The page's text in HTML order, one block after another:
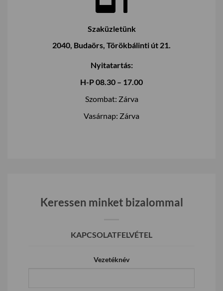
Szaküzletünk
2040, Budaörs, Törökbálinti út 21.
Nyitatartás:
H-P 08.30 – 17.00
Szombat: Zárva
Vasárnap: Zárva
Keressen minket bizalommal
KAPCSOLATFELVÉTEL
Vezetéknév